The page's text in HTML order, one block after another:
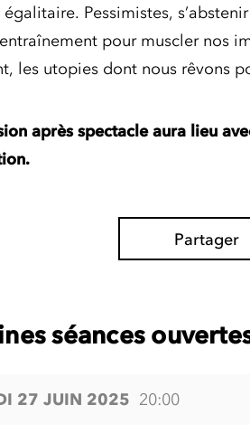
Pessimistes,
pour muscler nos
les utopies dont nous rêvons
après spectacle aura lieu
Partager
séances
27 JUIN 2025 20:00